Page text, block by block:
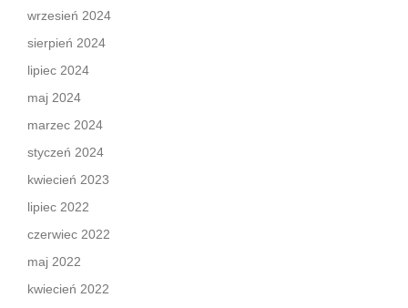
wrzesień 2024
sierpień 2024
lipiec 2024
maj 2024
marzec 2024
styczeń 2024
kwiecień 2023
lipiec 2022
czerwiec 2022
maj 2022
kwiecień 2022